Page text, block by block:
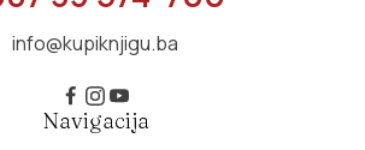
info@kupiknjigu.ba
Navigacija